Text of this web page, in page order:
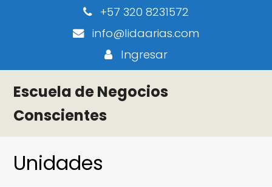
+57 320 8231572
info@lidaarias.com
Ingresar
Escuela de Negocios
Conscientes
Unidades